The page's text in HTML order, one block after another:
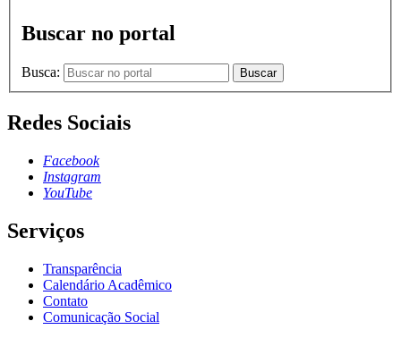
Buscar no portal
Busca: Buscar
Redes Sociais
Facebook
Instagram
YouTube
Serviços
Transparência
Calendário Acadêmico
Contato
Comunicação Social